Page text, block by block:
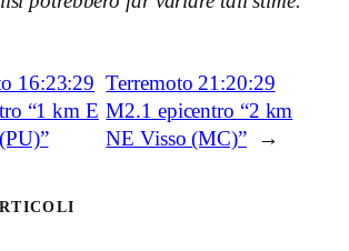
16:23:29
“1 km E
Terremoto 21:20:29
M2.1 epicentro “2 km
NE Visso (MC)”
→